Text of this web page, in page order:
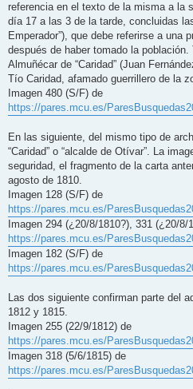
referencia en el texto de la misma a la
día 17 a las 3 de la tarde, concluidas
Emperador”), que debe referirse a una
después de haber tomado la
Almuñécar de “Caridad” (Juan
Tío Caridad, afamado guerrillero de la
Imagen 480 (S/F) de
https://pares.mcu.es/
En las siguiente, del mismo tipo de
“Caridad” o “alcalde de Otívar”. La
seguridad, el fragmento de la carta
agosto de 1810.
Imagen 128 (S/F) de
https://pares.mcu.es/
Imagen 294 (¿20/8/1810?), 331 (¿20/8/
https://pares.mcu.es/
Imagen 182 (S/F) de
https://pares.mcu.es/
Las dos siguiente confirman parte del
1812 y 1815.
Imagen 255 (22/9/1812) de
https://pares.mcu.es/
Imagen 318 (5/6/1815) de
https://pares.mcu.es/